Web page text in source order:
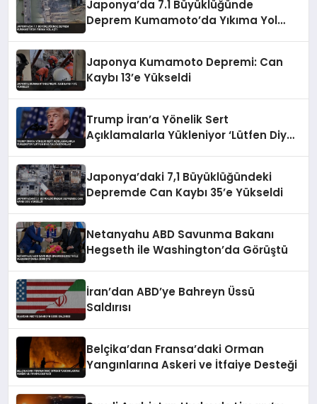
Japonya’da 7.1 Büyüklüğünde
Deprem Kumamoto’da Yıkıma Yol
Japonya Kumamoto Depremi: Can
Kaybı 13’e Yükseldi
Trump İran’a Yönelik Sert
Açıklamalarla Yükleniyor ‘Lütfen Diye
Japonya’daki 7,1 Büyüklüğündeki
Depremde Can Kaybı 35’e Yükseldi
Netanyahu ABD Savunma Bakanı
Hegseth ile Washington’da Görüştü
İran’dan ABD’ye Bahreyn Üssü
Saldırısı
Belçika’dan Fransa’daki Orman
Yangınlarına Askeri ve İtfaiye Desteği